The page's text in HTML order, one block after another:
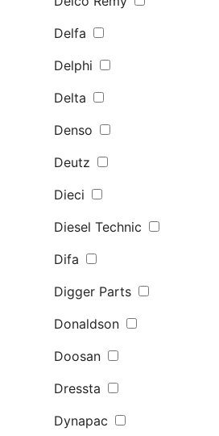
Delfa
Delphi
Delta
Denso
Deutz
Dieci
Diesel Technic
Difa
Digger Parts
Donaldson
Doosan
Dressta
Dynapac